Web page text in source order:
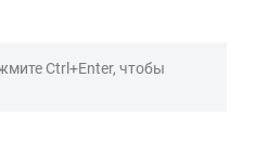
Ctrl+Enter, чтобы